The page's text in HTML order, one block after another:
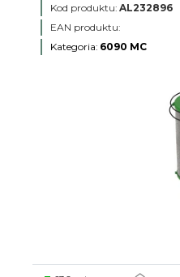
Kod produktu: AL232896
EAN produktu:
Kategoria: 6090 MC